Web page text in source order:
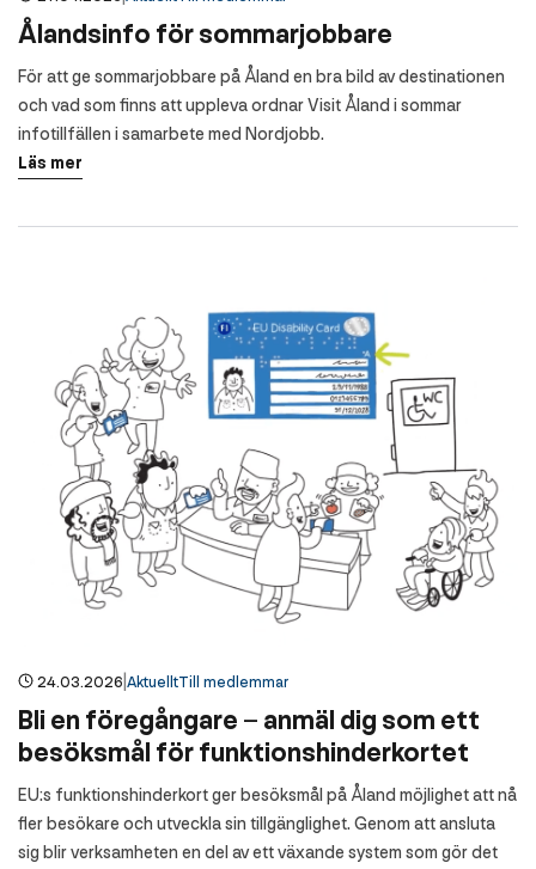
Ålandsinfo för sommarjobbare
För att ge sommarjobbare på Åland en bra bild av destinationen
och vad som finns att uppleva ordnar Visit Åland i sommar
infotillfällen i samarbete med Nordjobb.
Läs mer
24.03.2026 AktuelltTill medlemmar
Bli en föregångare – anmäl dig som ett
besöksmål för funktionshinderkortet
EU:s funktionshinderkort ger besöksmål på Åland möjlighet att nå
fler besökare och utveckla sin tillgänglighet. Genom att ansluta
sig blir verksamheten en del av ett växande system som gör det